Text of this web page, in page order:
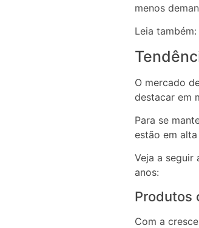
menos
Leia também:
O mercado
destacar em
Para se
estão em
Veja a seguir
anos:
Produtos
Com a